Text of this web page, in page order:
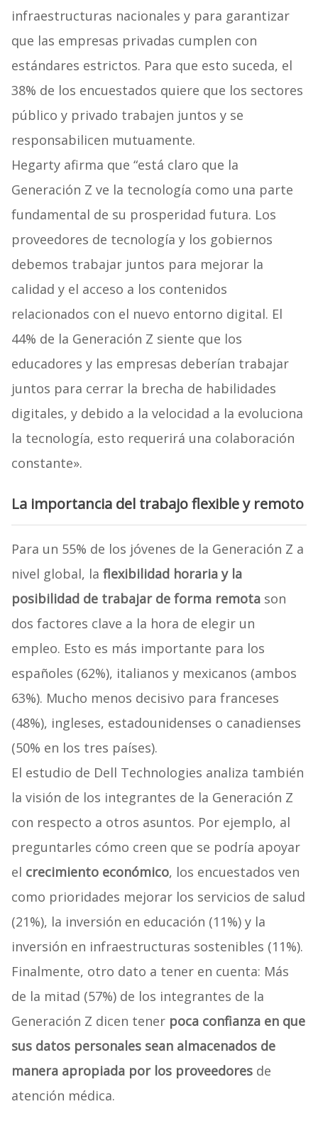
infraestructuras nacionales y para garantizar
que las empresas privadas cumplen con
estándares estrictos. Para que esto suceda, el
38% de los encuestados quiere que los sectores
público y privado trabajen juntos y se
responsabilicen mutuamente.
Hegarty afirma que “está claro que la
Generación Z ve la tecnología como una parte
fundamental de su prosperidad futura. Los
proveedores de tecnología y los gobiernos
debemos trabajar juntos para mejorar la
calidad y el acceso a los contenidos
relacionados con el nuevo entorno digital. El
44% de la Generación Z siente que los
educadores y las empresas deberían trabajar
juntos para cerrar la brecha de habilidades
digitales, y debido a la velocidad a la evoluciona
la tecnología, esto requerirá una colaboración
constante».
La importancia del trabajo flexible y remoto
Para un 55% de los jóvenes de la Generación Z a
nivel global, la flexibilidad horaria y la
posibilidad de trabajar de forma remotason
dos factores clave a la hora de elegir un
empleo. Esto es más importante para los
españoles (62%), italianos y mexicanos (ambos
63%). Mucho menos decisivo para franceses
(48%), ingleses, estadounidenses o canadienses
(50% en los tres países).
El estudio de Dell Technologies analiza también
la visión de los integrantes de la Generación Z
con respecto a otros asuntos. Por ejemplo, al
preguntarles cómo creen que se podría apoyar
el crecimiento económico, los encuestados ven
como prioridades mejorar los servicios de salud
(21%), la inversión en educación (11%) y la
inversión en infraestructuras sostenibles (11%).
Finalmente, otro dato a tener en cuenta: Más
de la mitad (57%) de los integrantes de la
Generación Z dicen tener poca confianza en que
sus datos personales sean almacenados de
manera apropiada por los proveedoresde
atención médica.